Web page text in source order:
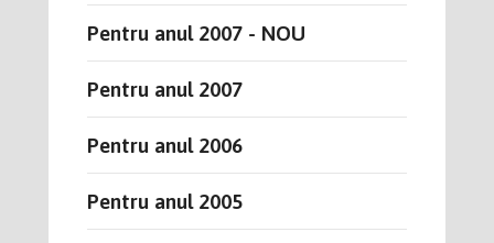
Pentru anul 2007 - NOU
Pentru anul 2007
Pentru anul 2006
Pentru anul 2005